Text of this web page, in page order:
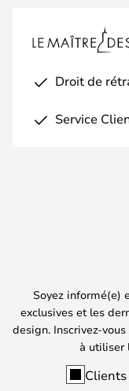
Droit de
Service
Soyez informé(e)
exclusives et les
design. Inscrivez-
à utiliser